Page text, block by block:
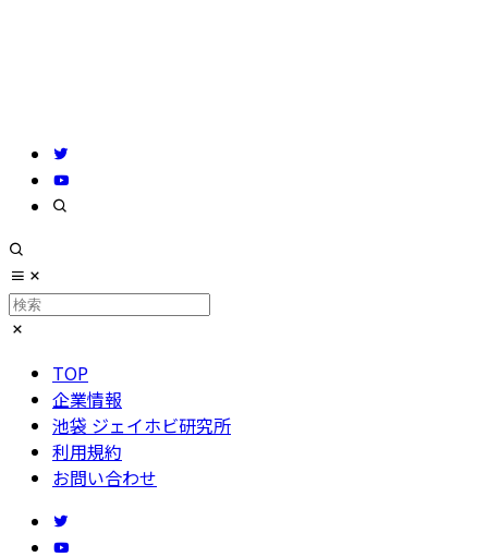
TOP
企業情報
池袋 ジェイホビ研究所
利用規約
お問い合わせ